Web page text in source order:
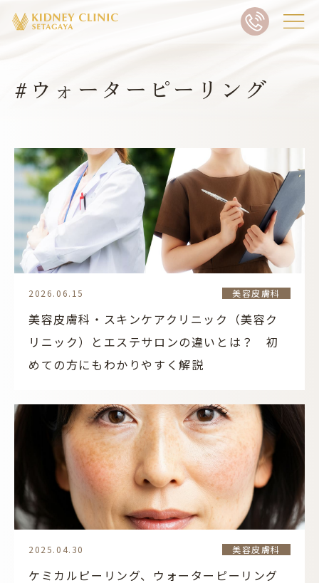
#ウォーターピーリング
2026.06.15 美容皮膚科
美容皮膚科・スキンケアクリニック（美容ク
リニック）とエステサロンの違いとは？ 初
めての方にもわかりやすく解説
2025.04.30 美容皮膚科
ケミカルピーリング、ウォーターピーリング